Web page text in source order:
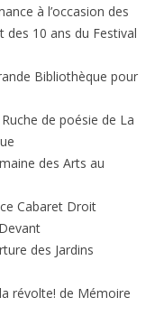
à l’occasion des
des 10 ans du Festival
Bibliothèque pour
de poésie de La
des Arts au
Cabaret Droit
des Jardins
révolte! de Mémoire